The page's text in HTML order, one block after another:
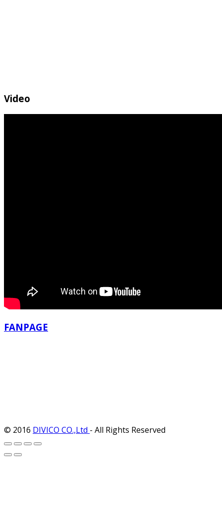
Video
FANPAGE
© 2016 DIVICO CO.,Ltd - All Rights Reserved